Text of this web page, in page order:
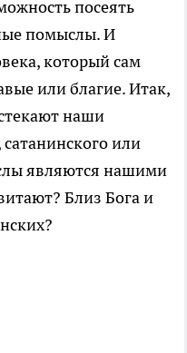
посеять
помыслы. И
который сам
или благие. Итак,
наши
или
являются нашими
Близ Бога и